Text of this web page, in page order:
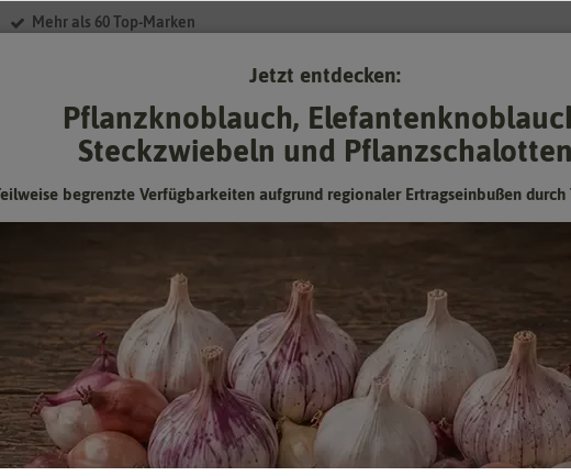
Mehr als 60 Top-Marken
Dahlie Mary Eveline (1 Stück)
Hersteller:
Sam van Schooten Blumenzwiebeln
Artikelnummer:
40139-bl
8719497264537
Jetzt entdecken:
Pflanzknoblauch,
Steckzwiebeln und Pflanzschalotten
begrenzte Verfügbarkeiten aufgrund regionaler Ertragseinbußen durch